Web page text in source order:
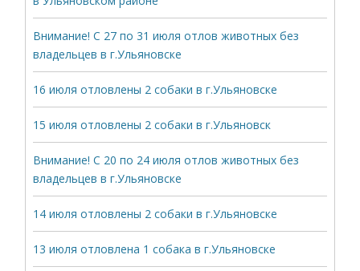
Внимание! С 27 по 31 июля отлов животных без
владельцев в г.Ульяновске
16 июля отловлены 2 собаки в г.Ульяновске
15 июля отловлены 2 собаки в г.Ульяновск
Внимание! С 20 по 24 июля отлов животных без
владельцев в г.Ульяновске
14 июля отловлены 2 собаки в г.Ульяновске
13 июля отловлена 1 собака в г.Ульяновске